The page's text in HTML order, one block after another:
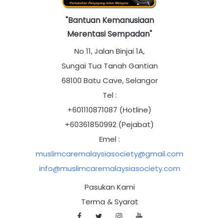
"Bantuan Kemanusiaan
Merentasi Sempadan"
No 11, Jalan Binjai 1A,
Sungai Tua Tanah Gantian
68100 Batu Cave, Selangor
Tel :
+601110871087 (Hotline)
+60361850992 (Pejabat)
Emel :
muslimcaremalaysiasociety@gmail.com
info@muslimcaremalaysiasociety.com
Pasukan Kami
Terma & Syarat